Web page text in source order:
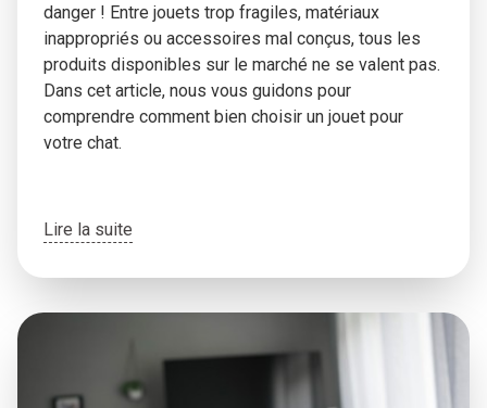
danger ! Entre jouets trop fragiles, matériaux
inappropriés ou accessoires mal conçus, tous les
produits disponibles sur le marché ne se valent pas.
Dans cet article, nous vous guidons pour
comprendre comment bien choisir un jouet pour
votre chat.
Lire la suite